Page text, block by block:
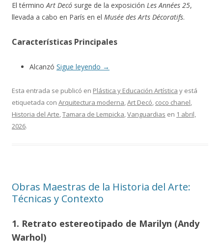
El términoArt Decó surge de la exposición Les Années 25,
llevada a cabo en París en el Musée des Arts Décoratifs.
Características Principales
Alcanzó Sigue leyendo →
Esta entrada se publicó en Plástica y Educación Artística y está
etiquetada con Arquitectura moderna,Art Decó, coco chanel,
Historia del Arte,Tamara de Lempicka,Vanguardias en 1 abril,
2026.
Obras Maestras de la Historia del Arte:
Técnicas y Contexto
1. Retrato estereotipado de Marilyn (Andy
Warhol)